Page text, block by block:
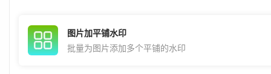
图片加平铺水印
批量为图片添加多个平铺的水印